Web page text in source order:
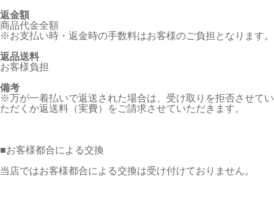
返金額
商品代金全額
※お支払い時・返金時の手数料はお客様のご負担となります。
返品送料
お客様負担
備考
※万が一着払いで返送された場合は、受け取りを拒否させてい
ただくか返送料（実費）をご請求させていただきます。
■お客様都合による交換
当店ではお客様都合による交換は受け付けておりません。